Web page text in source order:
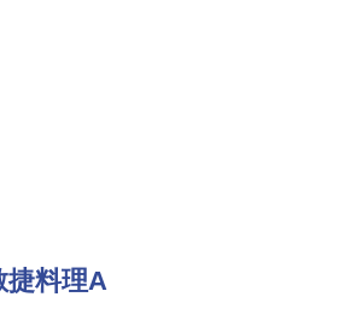
捷料理A